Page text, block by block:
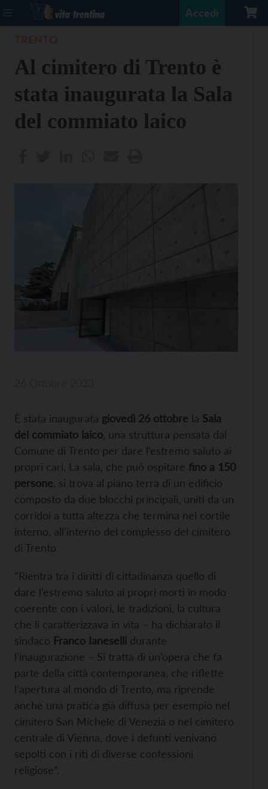
Accedi
Al cimitero di Trento è
stata inaugurata la Sala
del commiato laico
È stata inaugurata giovedì 26 ottobre la Sala
del commiato laico , una struttura pensata dal
Comune di Trento per dare l’estremo saluto ai
propri cari. La sala, che può ospitare fino a 150
persone , si trova al piano terra di un edificio
composto da due blocchi principali, uniti da un
corridoi a tutta altezza che termina nel cortile
interno, all’interno del complesso del cimitero
di Trento.
“Rientra tra i diritti di cittadinanza quello di
dare l’estremo saluto ai propri morti in modo
coerente con i valori, le tradizioni, la cultura
che li caratterizzava in vita – ha dichiarato il
sindaco Franco Ianeselli durante
l’inaugurazione – Si tratta di un’opera che fa
parte della città contemporanea, che riflette
l’apertura al mondo di Trento, ma riprende
anche una pratica già diffusa per esempio nel
cimitero San Michele di Venezia o nel cimitero
centrale di Vienna, dove i defunti venivano
sepolti con i riti di diverse confessioni
religiose”.